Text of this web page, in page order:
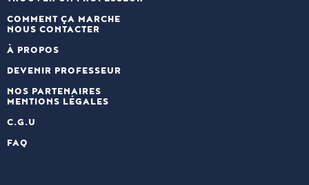
COMMENT ÇA MARCHE
NOUS CONTACTER
À PROPOS
DEVENIR PROFESSEUR
NOS PARTENAIRES
MENTIONS LÉGALES
C.G.U
FAQ